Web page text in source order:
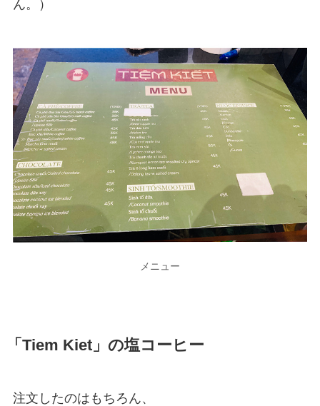
ん。）
メニュー
「 Tiem Kiet」の塩コーヒー
注文したのはもちろん、